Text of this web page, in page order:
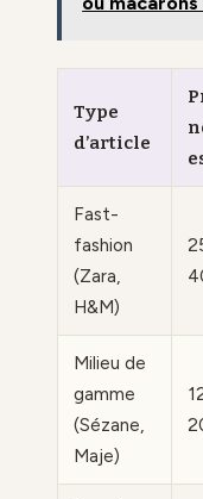
Type
d’article
Fast-
fashion
(Zara,
H&M)
Milieu de
gamme
(Sézane,
Maje)